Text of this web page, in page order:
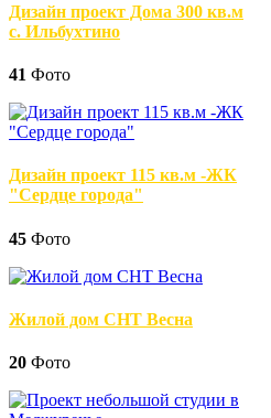
Дизайн проект Дома 300 кв.м
с. Ильбухтино
41 Фото
Дизайн проект 115 кв.м -ЖК
"Сердце города"
45 Фото
Жилой дом СНТ Весна
20 Фото